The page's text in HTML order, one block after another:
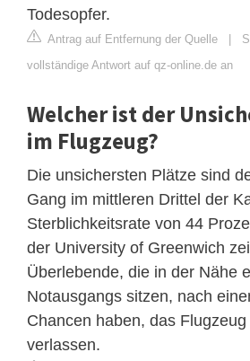
Todesopfer.
Antrag auf Entfernung der Quelle |
vollständige Antwort auf qz-online.de an
Welcher ist der
im Flugzeug?
Die unsichersten Plätze sind
Gang im mittleren Drittel der
Sterblichkeitsrate von 44
der University of Greenwich
Überlebende, die in der Nähe
Notausgangs sitzen, nach
Chancen haben, das
verlassen.